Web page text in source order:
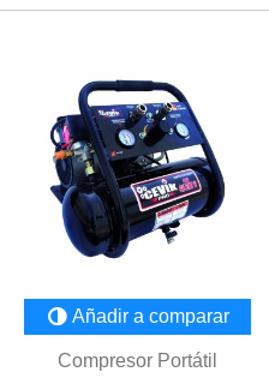
Añadir a comparar
Compresor Portátil